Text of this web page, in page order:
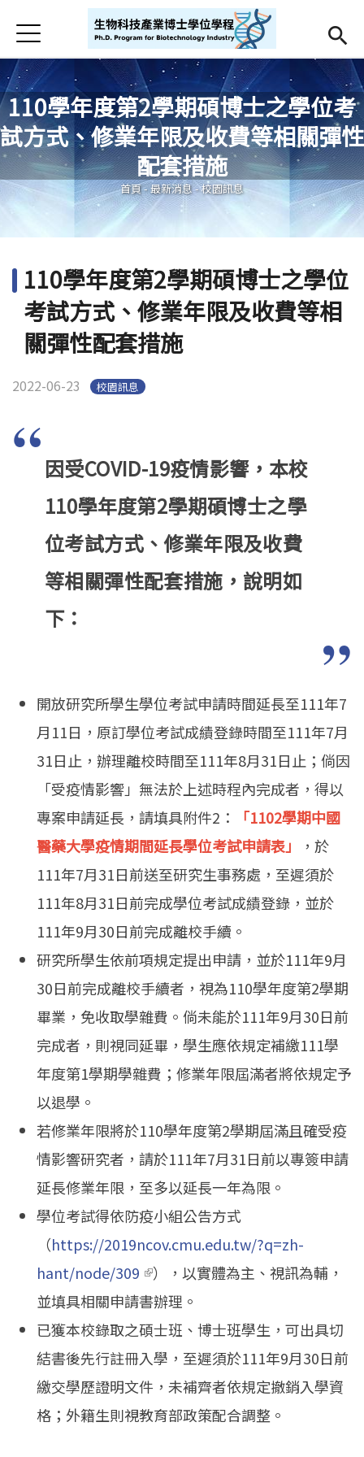
首頁
首頁
最新消息
Open submenu (學程簡介)
學程簡介
Open
師資
招生
Open submenu (學生專區)
學生專區
活動集錦
Jump to Navigation
Jump to Main content
110學年度第2學期碩博士之學位考
試方式、修業年限及收費等相關彈性
配套措施
您在這裡
首頁-最新消息 -校園訊息
110學年度第2學期碩博士之學位
考試方式、修業年限及收費等相
關彈性配套措施
2022-06-23 校園訊息
因受COVID-19疫情影響，本校
110學年度第2學期碩博士之學
位考試方式、修業年限及收費
等相關彈性配套措施，說明如
下：
開放研究所學生學位考試申請時間延長至111年7
月11日，原訂學位考試成績登錄時間至111年7月
31日止，辦理離校時間至111年8月31日止；倘因
「受疫情影響」無法於上述時程內完成者，得以
專案申請延長，請填具附件2：
「1102學期中國
醫藥大學疫情期間延長學位考試申請表」
，於
111年7月31日前送至研究生事務處，至遲須於
111年8月31日前完成學位考試成績登錄，並於
111年9月30日前完成離校手續。
研究所學生依前項規定提出申請，並於111年9月
30日前完成離校手續者，視為110學年度第2學期
畢業，免收取學雜費。倘未能於111年9月30日前
完成者，則視同延畢，學生應依規定補繳111學
年度第1學期學雜費；修業年限屆滿者將依規定予
以退學。
若修業年限將於110學年度第2學期屆滿且確受疫
情影響研究者，請於111年7月31日前以專簽申請
延長修業年限，至多以延長一年為限。
學位考試得依防疫小組公告方式
（https://2019ncov.cmu.edu.tw/?q=zh-
hant/node/309 (link is external)
），以實體為主、視訊為輔，
並填具相關申請書辦理。
已獲本校錄取之碩士班、博士班學生，可出具切
結書後先行註冊入學，至遲須於111年9月30日前
繳交學歷證明文件，未補齊者依規定撤銷入學資
格；外籍生則視教育部政策配合調整。